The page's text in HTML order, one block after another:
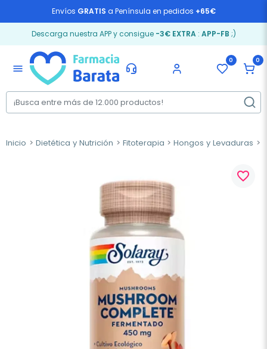
Envíos GRATIS a Península en pedidos +65€
Descarga nuestra APP y consigue -3€ EXTRA: APP-FB ;)
menu
0 0
Inicio Dietética y Nutrición Fitoterapia Hongos y Levaduras
favorite_border